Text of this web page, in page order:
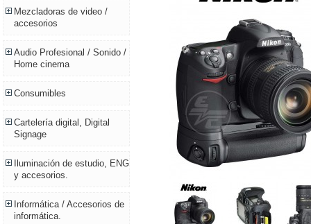
Mezcladoras de video /
accesorios
Audio Profesional / Sonido /
Home cinema
Consumibles
Cartelería digital, Digital
Signage
Iluminación de estudio, ENG
y accesorios.
Informática / Accesorios de
informática.